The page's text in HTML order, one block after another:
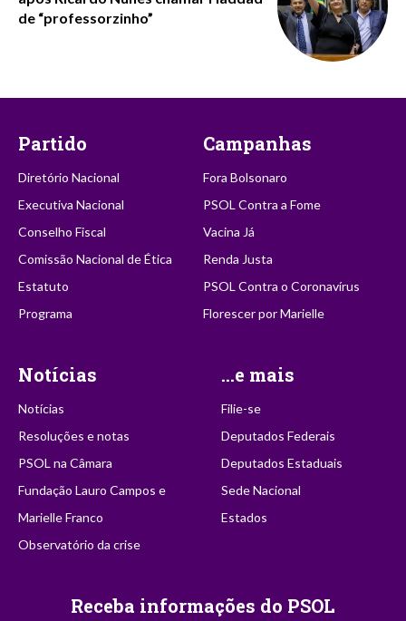
de “professorzinho”
Partido
Diretório Nacional
Executiva Nacional
Conselho Fiscal
Comissão Nacional de Ética
Estatuto
Programa
Campanhas
Fora Bolsonaro
PSOL Contra a Fome
Vacina Já
Renda Justa
PSOL Contra o Coronavírus
Florescer por Marielle
Notícias
Notícias
Resoluções e notas
PSOL na Câmara
Fundação Lauro Campos e
Marielle Franco
Observatório da crise
...e mais
Filie-se
Deputados Federais
Deputados Estaduais
Sede Nacional
Estados
Receba informações do PSOL